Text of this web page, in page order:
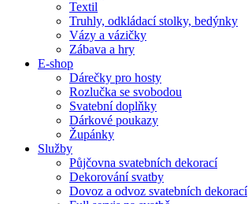
Textil
Truhly, odkládací stolky, bedýnky
Vázy a vázičky
Zábava a hry
E-shop
Dárečky pro hosty
Rozlučka se svobodou
Svatební doplňky
Dárkové poukazy
Župánky
Služby
Půjčovna svatebních dekorací
Dekorování svatby
Dovoz a odvoz svatebních dekorací